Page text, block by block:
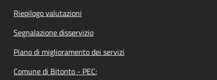
Riepilogo valutazioni
Segnalazione disservizio
Piano di miglioramento dei servizi
Comune di Bitonto - PEC: